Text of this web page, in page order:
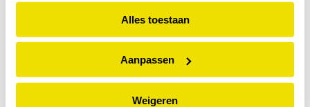
Alles toestaan
Aanpassen
Weigeren